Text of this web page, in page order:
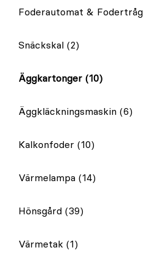
Foderautomat & Fodertråg
Snäckskal (2)
Äggkartonger (10)
Äggkläckningsmaskin (6)
Kalkonfoder (10)
Värmelampa (14)
Hönsgård (39)
Värmetak (1)